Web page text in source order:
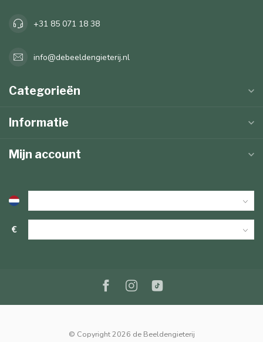
+31 85 071 18 38
info@debeeldengieterij.nl
Categorieën
Informatie
Mijn account
€
© Copyright 2026 de Beeldengieterij